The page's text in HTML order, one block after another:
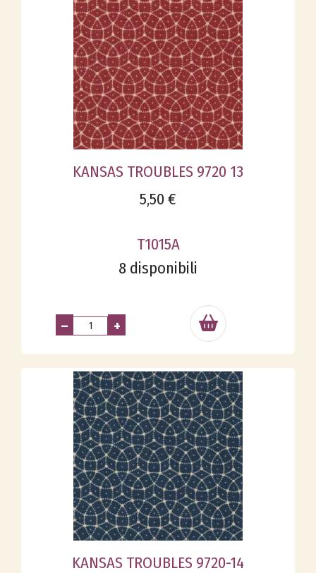
KANSAS TROUBLES 9720 13
5,50 €
T1015A
8 disponibili
– +
KANSAS TROUBLES 9720-14